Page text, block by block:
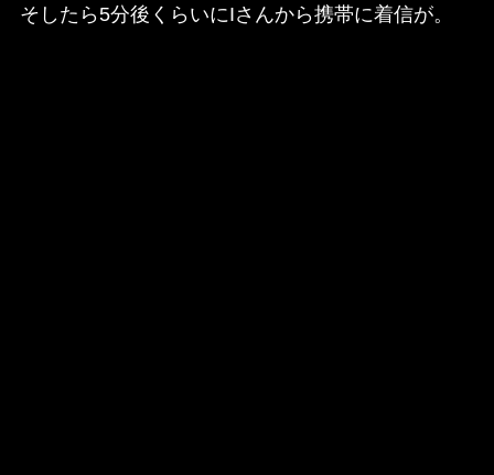
そしたら5分後くらいにIさんから携帯に着信が。